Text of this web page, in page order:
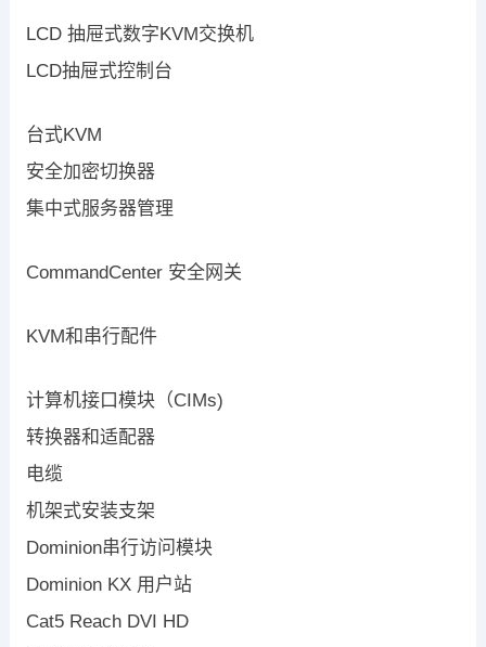
LCD 抽屉式数字KVM交换机
LCD抽屉式控制台
台式KVM
安全加密切换器
集中式服务器管理
CommandCenter 安全网关
KVM和串行配件
计算机接口模块（CIMs)
转换器和适配器
电缆
机架式安装支架
Dominion串行访问模块
Dominion KX 用户站
Cat5 Reach DVI HD